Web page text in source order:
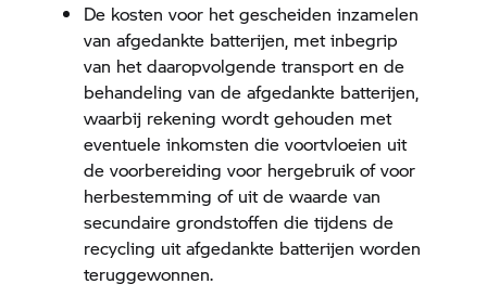
De kosten voor het gescheiden inzamelen
van afgedankte batterijen, met inbegrip
van het daaropvolgende transport en de
behandeling van de afgedankte batterijen,
waarbij rekening wordt gehouden met
eventuele inkomsten die voortvloeien uit
de voorbereiding voor hergebruik of voor
herbestemming of uit de waarde van
secundaire grondstoffen die tijdens de
recycling uit afgedankte batterijen worden
teruggewonnen.